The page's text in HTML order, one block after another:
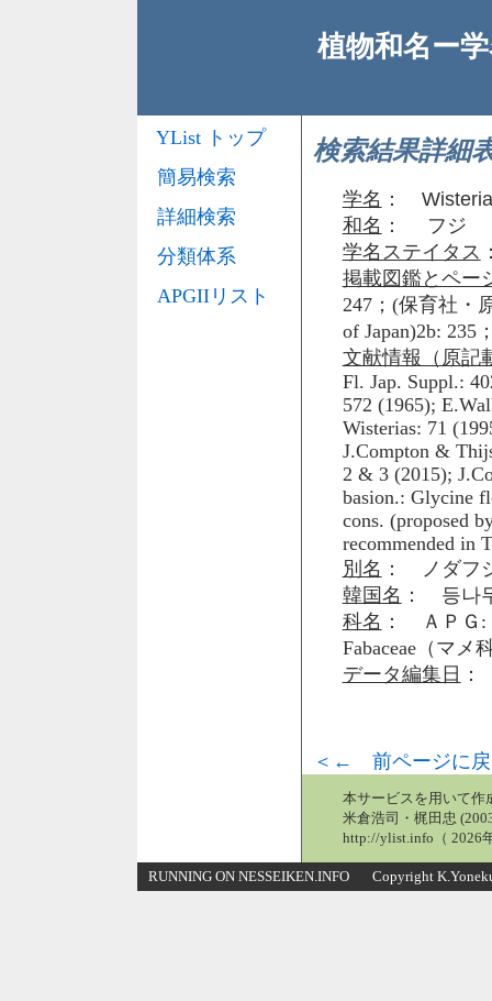
植物和名ー
検索結果詳細
学名 ：
和名 ： フジ
学名ステイタス
掲載図鑑とペー
247；(保育社・
of Japan)2b: 235
文献情報（原記
Fl. Jap. Suppl.:
572 (1965);
Wisterias: 71
J.Compton &
2 & 3 (2015);
basion.: Glycine
cons. (proposed
recommended in
別名 ： ノダフ
韓国名 ： 등나
科名 ： ＡＰＧ:
Fabaceae（マ
データ編集日
＜← 前ページに戻
YList トップ
簡易検索
詳細検索
分類体系
APGIIリスト
本サービスを用いて作
米倉浩司・梶田忠
http://ylist.info（ 2026
RUNNING ON NESSEIKEN.INFO Copyright